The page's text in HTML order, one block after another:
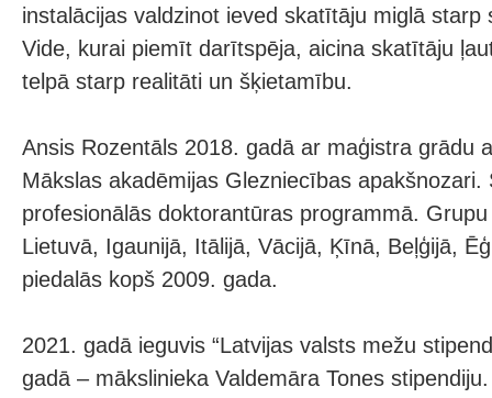
instalācijas valdzinot ieved skatītāju miglā starp
Vide, kurai piemīt darītspēja, aicina skatītāju
telpā starp realitāti un šķietamību.
Ansis Rozentāls 2018. gadā ar maģistra grādu
Mākslas akadēmijas Glezniecības apakšnozari.
profesionālās doktorantūras programmā.
Lietuvā, Igaunijā, Itālijā, Vācijā, Ķīnā, Beļģijā,
piedalās kopš 2009. gada.
2021. gadā ieguvis “Latvijas valsts mežu
gadā – mākslinieka Valdemāra Tones